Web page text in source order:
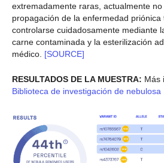
extremadamente raras, actualmente
propagación de la enfermedad
controlarse cuidadosamente mediante
carne contaminada y la esterilización
médico. [SOURCE]
RESULTADOS DE LA MUESTRA: Más
Biblioteca de investigación de nebulosa